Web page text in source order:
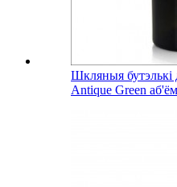
Шкляныя бутэлькі
Antique Green